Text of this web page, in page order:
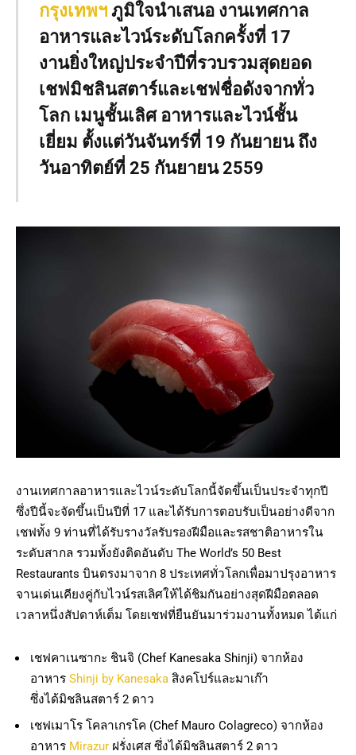
กรุงเทพฯภูมิใจนำเสนอ งานเทศกาล
อาหารและไวน์ระดับโลกครั้งที่ 17
งานยิ่งใหญ่ประจำปีที่รวบรวมสุดยอด
เชฟมิชลินสตาร์และเชฟชื่อดังจากทั่ว
โลก เมนูชั้นเลิศ อาหารและไวน์ชั้น
เยี่ยม ตั้งแต่วันจันทร์ที่ 19 กันยายน ถึง
วันอาทิตย์ที่ 25 กันยายน 2559
งานเทศกาลอาหารและไวน์ระดับโลกนี้จัดขึ้นเป็นประจำทุกปี
ซึ่งปีนี้จะจัดขึ้นเป็นปีที่ 17 และได้รับการตอบรับเป็นอย่างดีจาก
เชฟทั้ง 9 ท่านที่ได้รับรางวัลรับรองฝีมือและรสชาติอาหารใน
ระดับสากล รวมทั้งยังติดอันดับ The World’s 50 Best
Restaurants บินตรงมาจาก 8 ประเทศทั่วโลกเพื่อมาปรุงอาหาร
จานเด่นเคียงคู่กับไวน์รสเลิศให้ได้ชิมกันอย่างสุดฝีมือตลอด
เวลาหนึ่งสัปดาห์เต็ม โดยเชฟที่ยืนยันมาร่วมงานทั้งหมด ได้แก่
เชฟคาเนซากะ ชินจิ (Chef Kanesaka Shinji) จากห้อง
อาหาร Shinji by Kanesaka สิงคโปร์และมาเก๊า
ซึ่งได้มิชลินสตาร์ 2 ดาว
เชฟเมาโร โคลาเกรโค (Chef Mauro Colagreco) จากห้อง
อาหาร Mirazur ฝรั่งเศส ซึ่งได้มิชลินสตาร์ 2 ดาว